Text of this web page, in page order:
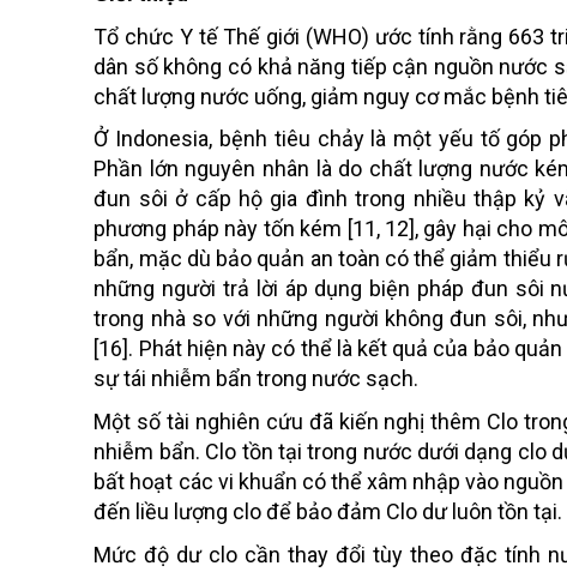
Tổ chức Y tế Thế giới (WHO) ước tính rằng 663
dân số không có khả năng tiếp cận nguồn nước
chất lượng nước uống, giảm nguy cơ mắc bệnh
Ở Indonesia, bệnh tiêu chảy là một yếu tố góp
Phần lớn nguyên nhân là do chất lượng nước
đun sôi ở cấp hộ gia đình trong nhiều thập kỷ
phương pháp này tốn kém [11, 12], gây hại cho
bẩn, mặc dù bảo quản an toàn có thể giảm thiểu
những người trả lời áp dụng biện pháp đun sôi
trong nhà so với những người không đun sôi,
[16]. Phát hiện này có thể là kết quả của bảo
sự tái nhiễm bẩn trong nước sạch.
Một số tài nghiên cứu đã kiến nghị thêm Clo
nhiễm bẩn. Clo tồn tại trong nước dưới dạng clo
bất hoạt các vi khuẩn có thể xâm nhập vào
đến liều lượng clo để bảo đảm Clo dư luôn tồn tại.
Mức độ dư clo cần thay đổi tùy theo đặc tính